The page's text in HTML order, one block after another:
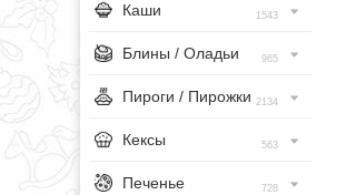
Каши 1543
Блины / Оладьи 965
Пироги / Пирожки 2134
Кексы 563
Печенье 728